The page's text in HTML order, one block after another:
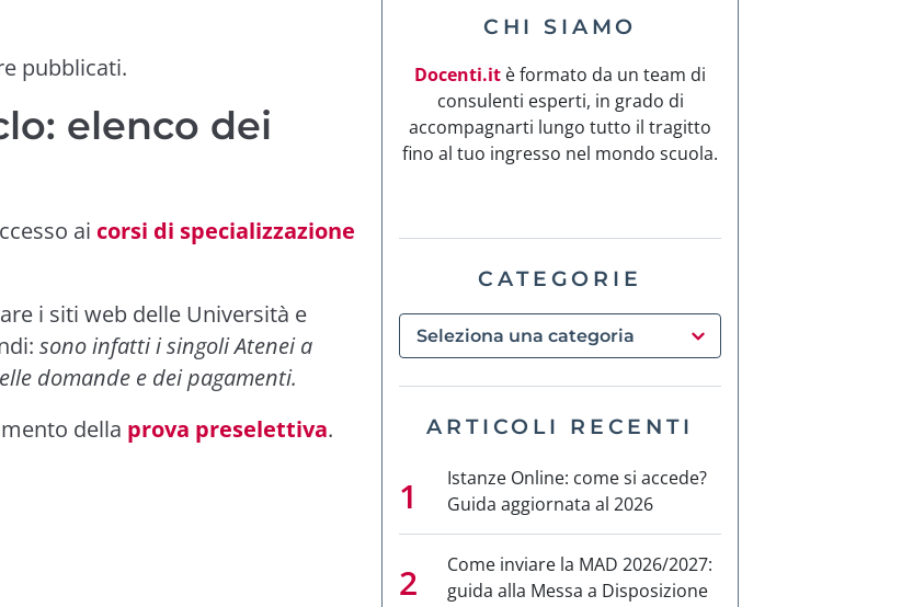
pubblicati.
elenco dei
ai corsi di specializzazione
i siti web delle Università e
sono infatti i singoli Atenei a
domande e dei pagamenti.
della prova preselettiva.
CHI SIAMO
Docenti.it è formato da un team di
consulenti esperti, in grado di
accompagnarti lungo tutto il tragitto
fino al tuo ingresso nel mondo scuola.
CATEGORIE
ARTICOLI RECENTI
Istanze Online: come si accede?
Guida aggiornata al 2026
Come inviare la MAD 2026/2027:
guida alla Messa a Disposizione